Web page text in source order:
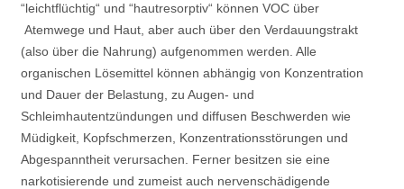
“leichtflüchtig“ und “hautresorptiv“ können VOC über
Atemwege und Haut, aber auch über den Verdauungstrakt
(also über die Nahrung) aufgenommen werden. Alle
organischen Lösemittel können abhängig von Konzentration
und Dauer der Belastung, zu Augen- und
Schleimhautentzündungen und diffusen Beschwerden wie
Müdigkeit, Kopfschmerzen, Konzentrationsstörungen und
Abgespanntheit verursachen. Ferner besitzen sie eine
narkotisierende und zumeist auch nervenschädigende